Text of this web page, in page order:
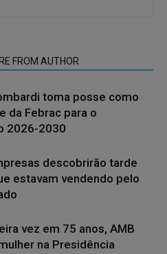
FROM AUTHOR
toma posse como
da Febrac para o
2026-2030
descobrirão tarde
estavam vendendo pelo
vez em 75 anos, AMB
na Presidência